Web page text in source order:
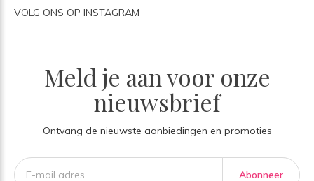
VOLG ONS OP INSTAGRAM
Meld je aan voor onze
nieuwsbrief
Ontvang de nieuwste aanbiedingen en promoties
Abonneer